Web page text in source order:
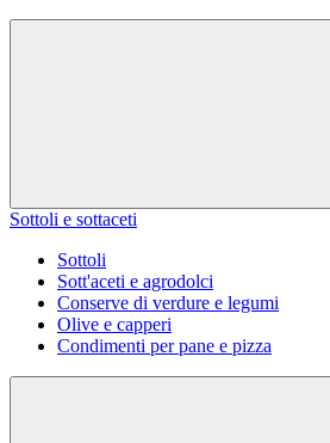
Sottoli e sottaceti
Sottoli
Sott'aceti e agrodolci
Conserve di verdure e legumi
Olive e capperi
Condimenti per pane e pizza